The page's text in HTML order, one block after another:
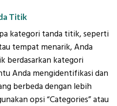
Titik
kategori tanda titik, seperti
tempat menarik, Anda
berdasarkan kategori
Anda mengidentifikasi dan
berbeda dengan lebih
opsi “Categories” atau